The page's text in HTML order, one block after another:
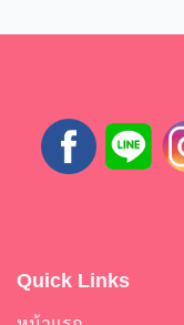
Quick Links